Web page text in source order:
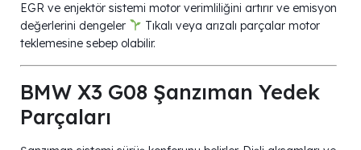
EGR ve enjektör sistemi motor verimliliğini artırır ve emisyon
değerlerini dengeler
Tıkalı veya arızalı parçalar motor
teklemesine sebep olabilir.
BMW X3 G08 Şanzıman Yedek
Parçaları